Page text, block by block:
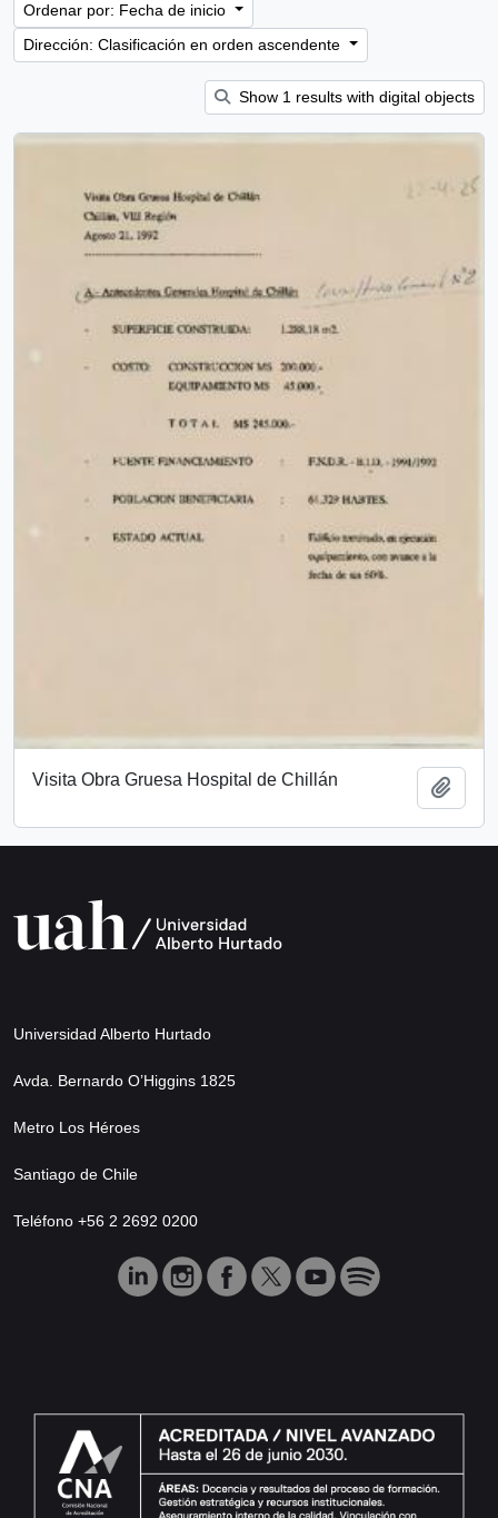
Ordenar por: Fecha de inicio
Dirección: Clasificación en orden ascendente
Show 1 results with digital objects
Visita Obra Gruesa Hospital de Chillán
Universidad Alberto Hurtado
Avda. Bernardo O’Higgins 1825
Metro Los Héroes
Santiago de Chile
Teléfono +56 2 2692 0200